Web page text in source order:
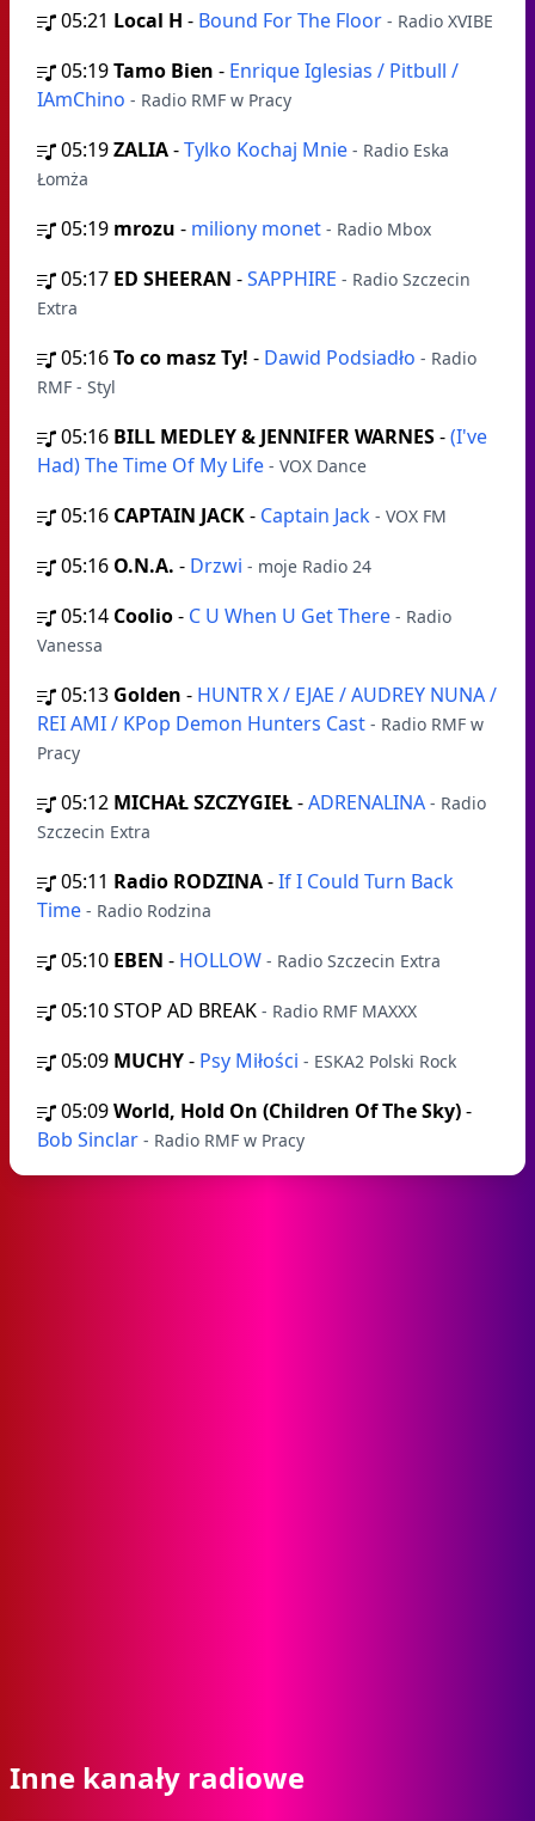
05:21 Local H - Bound For The Floor - Radio XVIBE
05:19Tamo Bien - Enrique Iglesias / Pitbull /
IAmChino - Radio RMF w Pracy
05:19ZALIA-Tylko Kochaj Mnie - Radio Eska
Łomża
05:19 mrozu - miliony monet - Radio Mbox
05:17 ED SHEERAN -SAPPHIRE - Radio Szczecin
Extra
05:16To co masz Ty! - Dawid Podsiadło - Radio
RMF - Styl
05:16 BILL MEDLEY & JENNIFER WARNES-(I've
Had) The Time Of My Life - VOX Dance
05:16 CAPTAIN JACK- Captain Jack - VOX FM
05:16 O.N.A. - Drzwi - moje Radio 24
05:14 Coolio- C U When U Get There - Radio
Vanessa
05:13 Golden - HUNTR X / EJAE / AUDREY NUNA /
REI AMI / KPop Demon Hunters Cast - Radio RMF w
Pracy
05:12 MICHAŁ SZCZYGIEŁ-ADRENALINA - Radio
Szczecin Extra
05:11 Radio RODZINA-If I Could Turn Back
Time - Radio Rodzina
05:10 EBEN - HOLLOW - Radio Szczecin Extra
05:10STOP AD BREAK - Radio RMF MAXXX
05:09 MUCHY- Psy Miłości - ESKA2 Polski Rock
05:09World, Hold On (Children Of The Sky)-
Bob Sinclar - Radio RMF w Pracy
Inne kanały radiowe